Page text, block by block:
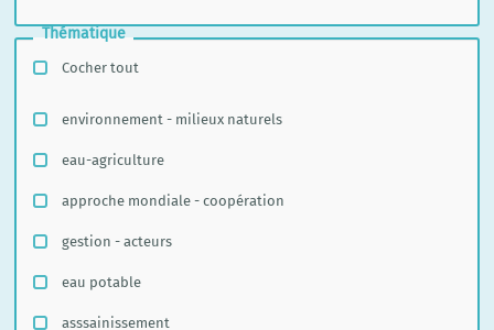
Thématique
Cocher tout
environnement - milieux naturels
eau-agriculture
approche mondiale - coopération
gestion - acteurs
eau potable
asssainissement